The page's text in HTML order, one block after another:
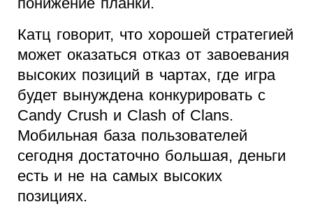
Катц говорит, что хорошей стратегией
может оказаться отказ от завоевания
высоких позиций в чартах, где игра
будет вынуждена конкурировать с
Candy Crush и Clash of Clans.
Мобильная база пользователей
сегодня достаточно большая, деньги
есть и не на самых высоких
позициях.